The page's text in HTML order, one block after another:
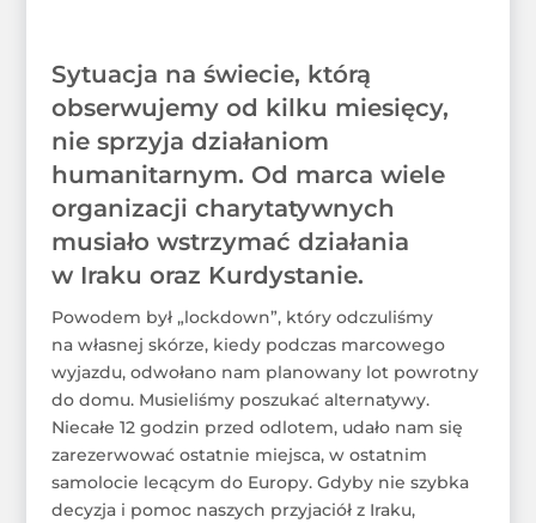
Sytuacja na świecie, którą
obserwujemy od kilku miesięcy,
nie sprzyja działaniom
humanitarnym. Od marca wiele
organizacji charytatywnych
musiało wstrzymać działania
w Iraku oraz Kurdystanie.
Powodem był „lockdown”, który odczuliśmy
na własnej skórze, kiedy podczas marcowego
wyjazdu, odwołano nam planowany lot powrotny
do domu. Musieliśmy poszukać alternatywy.
Niecałe 12 godzin przed odlotem, udało nam się
zarezerwować ostatnie miejsca, w ostatnim
samolocie lecącym do Europy. Gdyby nie szybka
decyzja i pomoc naszych przyjaciół z Iraku,